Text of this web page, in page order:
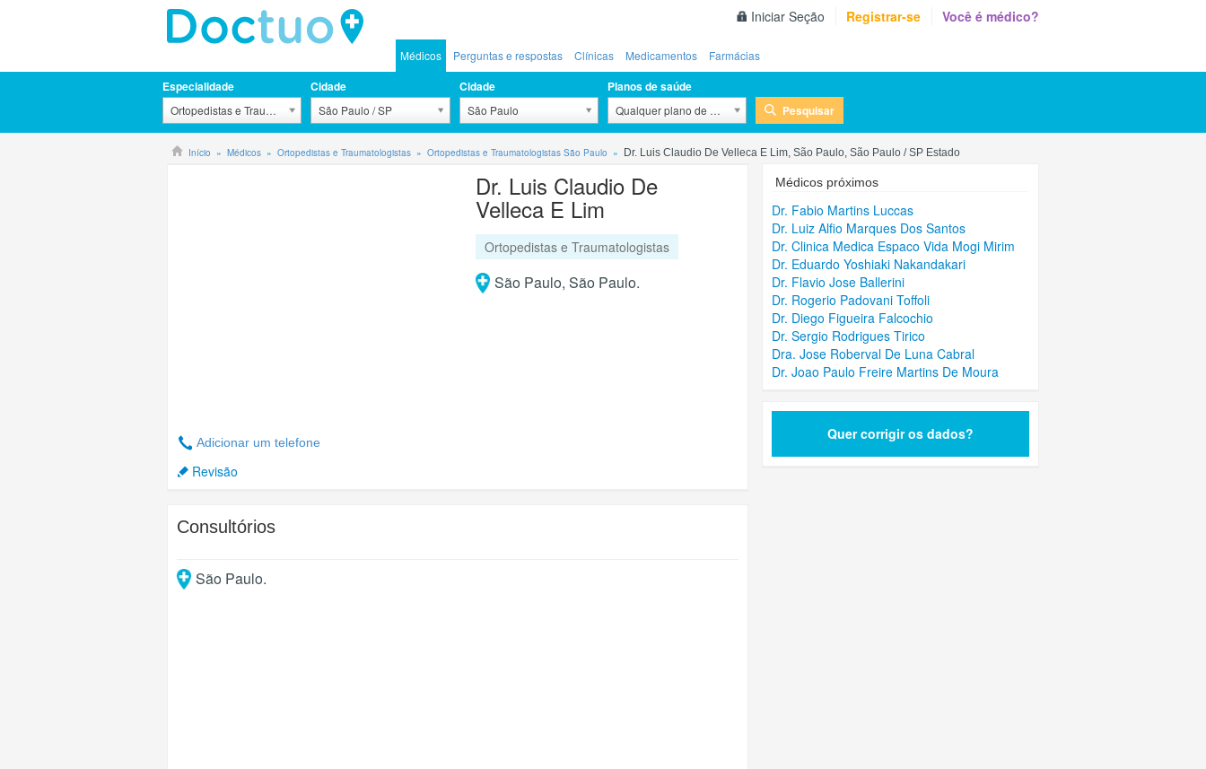
Iniciar Seção Registrar-se Você é médico?
Médicos Perguntas e respostas Clínicas Medicamentos Farmácias
Especialidade
Ortopedistas e Traumatologistas
Cidade
São Paulo / SP
Cidade
São Paulo
Planos de saúde
Qualquer plano de saúde Pesquisar
Início Médicos Ortopedistas e Traumatologistas Ortopedistas e Traumatologistas São Paulo Dr. Luis Claudio De Velleca E Lim, São Paulo, São Paulo / SP Estado
Adicionar um telefone
Revisão
Dr. Luis Claudio De
Velleca E Lim
Ortopedistas e Traumatologistas
São Paulo, São Paulo.
Consultórios
São Paulo.
Médicos próximos
Dr. Fabio Martins Luccas
Dr. Luiz Alfio Marques Dos Santos
Dr. Clinica Medica Espaco Vida Mogi Mirim
Dr. Eduardo Yoshiaki Nakandakari
Dr. Flavio Jose Ballerini
Dr. Rogerio Padovani Toffoli
Dr. Diego Figueira Falcochio
Dr. Sergio Rodrigues Tirico
Dra. Jose Roberval De Luna Cabral
Dr. Joao Paulo Freire Martins De Moura
Quer corrigir os dados?